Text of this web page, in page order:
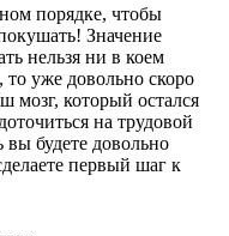
порядке, чтобы
Значение
нельзя ни в коем
то уже довольно скоро
мозг, который остался
на трудовой
вы будете довольно
первый шаг к